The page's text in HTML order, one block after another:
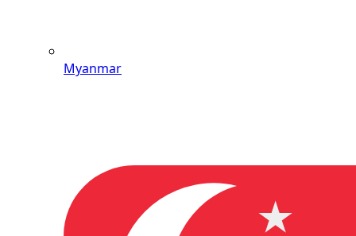
Myanmar